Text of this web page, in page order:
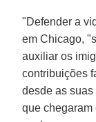
"Defender a
em Chicago,
auxiliar os
contribuições
desde as
que